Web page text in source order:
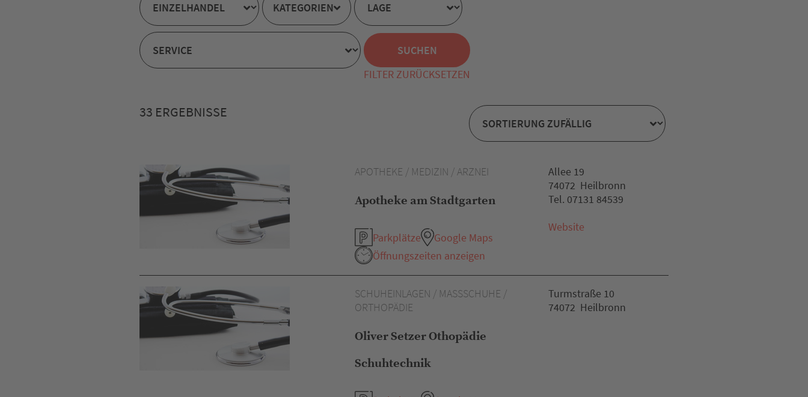
KATEGORIEN
FILTER ZURÜCKSETZEN
33 ERGEBNISSE
APOTHEKE / MEDIZIN / ARZNEI
Apotheke am Stadtgarten
Parkplätze
Google Maps
Öffnungszeiten anzeigen
Allee 19
74072 Heilbronn
Tel. 07131 84539
Website
SCHUHEINLAGEN / MASSSCHUHE /
ORTHOPÄDIE
Oliver Setzer Othopädie
Schuhtechnik
Turmstraße 10
74072 Heilbronn